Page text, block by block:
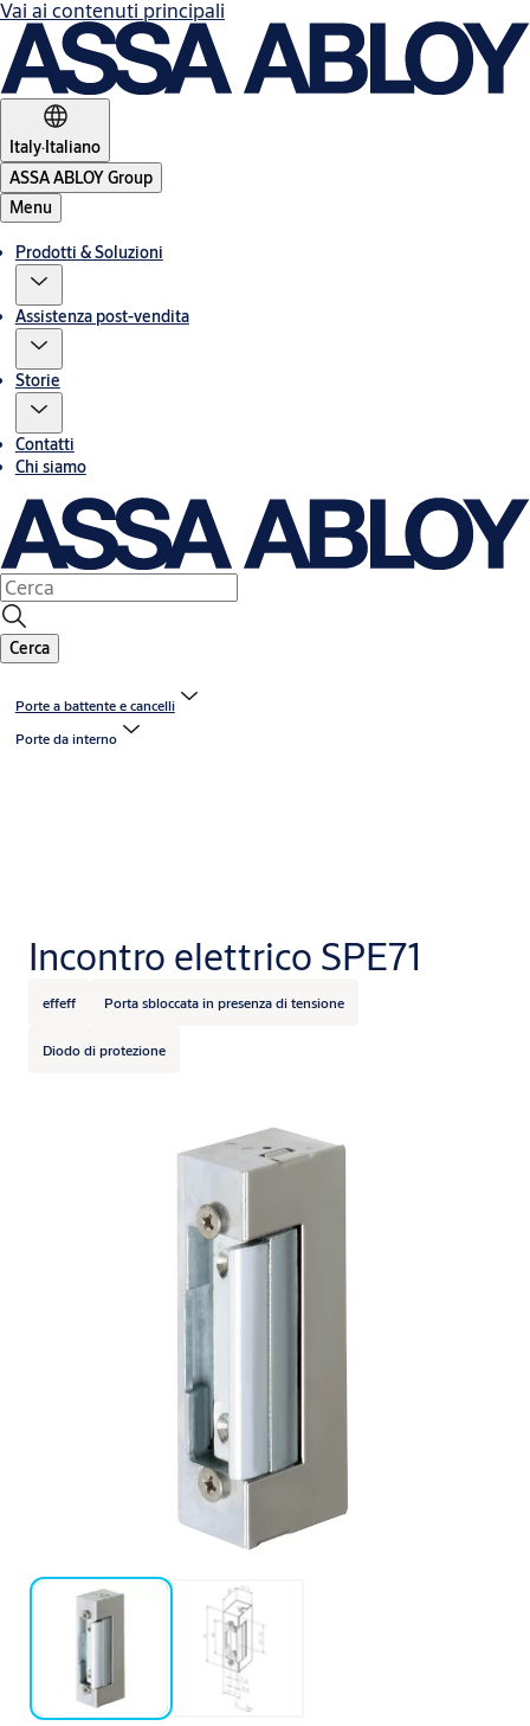
Vai ai contenuti principali
Italy·Italiano
ASSA ABLOY Group
Menu
Prodotti & Soluzioni
Assistenza post-vendita
Storie
Contatti
Chi siamo
Cerca
Porte a battente e cancelli
Porte da interno
Incontro elettrico SPE71
effeff Porta sbloccata in presenza di tensione
Diodo di protezione